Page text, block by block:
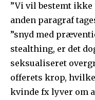
”Vi vil bestemt
anden paragraf
”snyd med
stealthing, er det
seksualiseret
offerets krop,
kvinde fx lyver om